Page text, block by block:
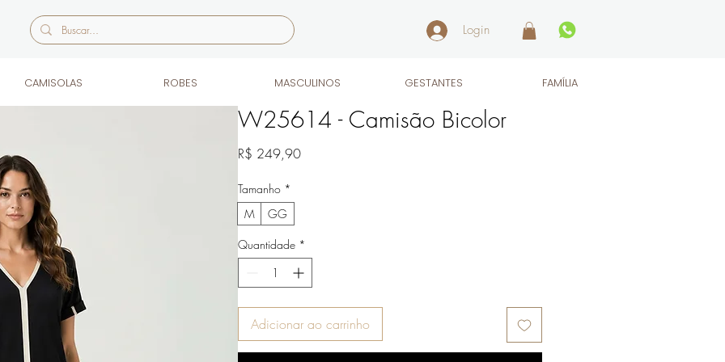
Login
CAMISOLAS ROBES MASCULINOS GESTANTES FAMÍLIA
W25614 - Camisão Bicolor
R$ 249,90Preço
Tamanho *
M
GG
Quantidade *
Adicionar ao carrinho